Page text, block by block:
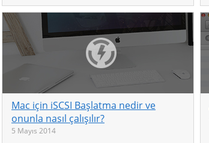
Mac için iSCSI Başlatma nedir ve
onunla nasıl çalışılır?
5 Mayıs 2014